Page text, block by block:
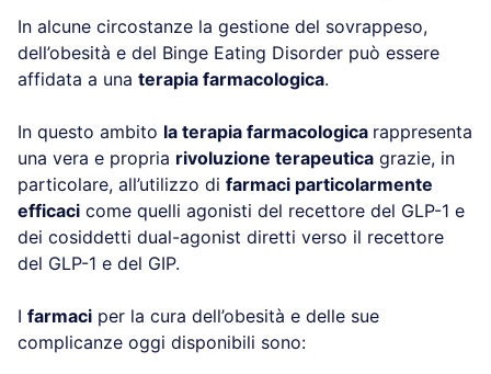
In alcune circostanze la gestione del sovrappeso,
dell’obesità e del Binge Eating Disorder può essere
affidata a una terapia farmacologica.
In questo ambito la terapia farmacologica rappresenta
una vera e propria rivoluzione terapeutica grazie, in
particolare, all’utilizzo di farmaci particolarmente
efficaci come quelli agonisti del recettore del GLP-1 e
dei cosiddetti dual-agonist diretti verso il recettore
del GLP-1 e del GIP.
I farmaci per la cura dell’obesità e delle sue
complicanze oggi disponibili sono: